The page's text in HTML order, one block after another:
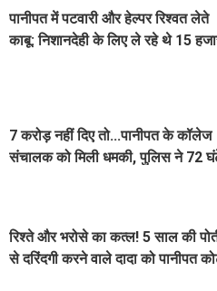
पानीपत में पटवारी और हेल्पर रिश्वत लेते
काबू: निशानदेही के लिए ले रहे थे 15
7 करोड़ नहीं दिए तो...पानीपत के कॉलेज
संचालक को मिली धमकी, पुलिस ने 72
रिश्ते और भरोसे का कत्ल! 5 साल की
से दरिंदगी करने वाले दादा को पानीपत